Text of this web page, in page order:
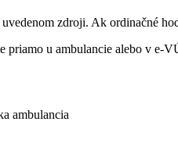
zdroji. Ak ordinačné
priamo u ambulancie alebo v
ambulancia